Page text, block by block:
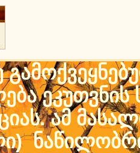
ეკუთვნის
ამ